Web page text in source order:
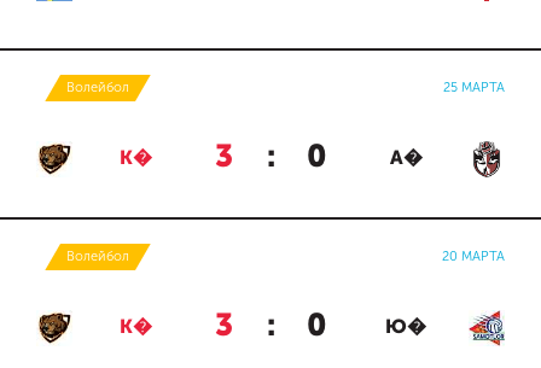
Волейбол 25 МАРТА
К� 3 : 0 А�
Волейбол 20 МАРТА
К� 3 : 0 Ю�